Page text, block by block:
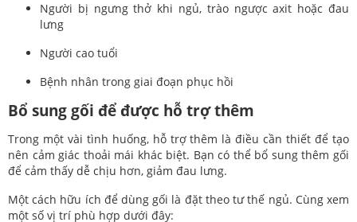
Người bị ngưng thở khi ngủ, trào ngược axit hoặc đau
lưng
Người cao tuổi
Bệnh nhân trong giai đoạn phục hồi
Bổ sung gối để được hỗ trợ thêm
Trong một vài tình huống, hỗ trợ thêm là điều cần thiết để tạo
nên cảm giác thoải mái khác biệt. Bạn có thể bổ sung thêm gối
để cảm thấy dễ chịu hơn, giảm đau lưng.
Một cách hữu ích để dùng gối là đặt theo tư thế ngủ. Cùng xem
một số vị trí phù hợp dưới đây: